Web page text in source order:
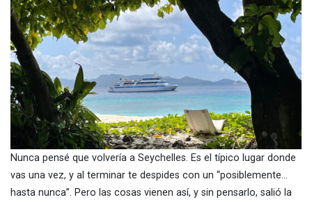
Nunca pensé que volvería a Seychelles. Es el típico lugar donde
vas una vez, y al terminar te despides con un “posiblemente…
hasta nunca”. Pero las cosas vienen así, y sin pensarlo, salió la